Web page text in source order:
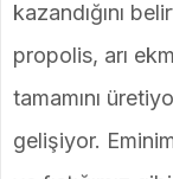
kazandığını
propolis, arı
tamamını
gelişiyor.